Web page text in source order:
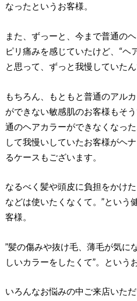
なったというお客様。
また、ずっーと、今まで普通の
ピリ痛みを感じていたけど、“ヘ
と思って、ずっと我慢していたん
もちろん、もともと普通のアル
ができない敏感肌のお客様もそ
通のヘアカラーができなくなっ
して我慢いしていたお客様がヘ
るケースもございます。
なるべく髪や頭皮に負担をかけ
などは使いたくなくて。”という
客様。
”髪の傷みや抜け毛、薄毛が気に
しいカラーをしたくて”。という
いろんなお悩みの中ご来店いただ